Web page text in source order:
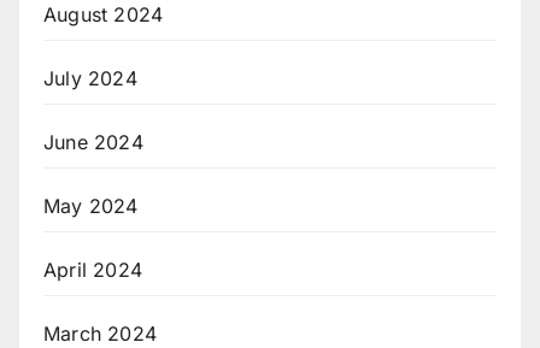
August 2024
July 2024
June 2024
May 2024
April 2024
March 2024